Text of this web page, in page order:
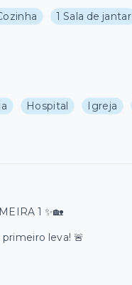
1 Sala de jantar
Hospital Igreja
1 ✨🏡
leva! 🚨